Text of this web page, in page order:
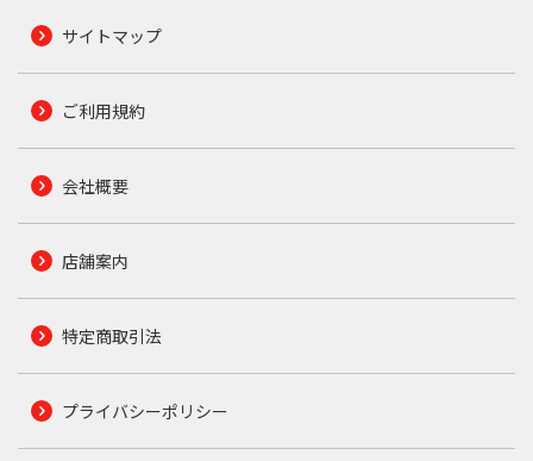
サイトマップ
ご利用規約
会社概要
店舗案内
特定商取引法
プライバシーポリシー